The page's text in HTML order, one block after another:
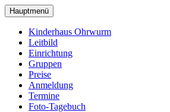
zum
Hauptinhalt
wechseln
Hauptmenü
Kinderhaus Ohrwurm
Leitbild
Einrichtung
Gruppen
Preise
Anmeldung
Termine
Foto-Tagebuch